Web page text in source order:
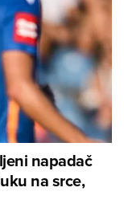
napadač
na srce,